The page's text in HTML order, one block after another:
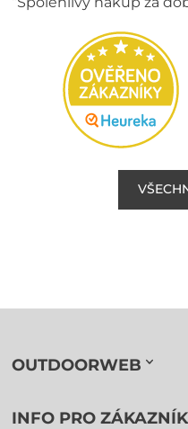
OUTDOORWEB
INFO PRO